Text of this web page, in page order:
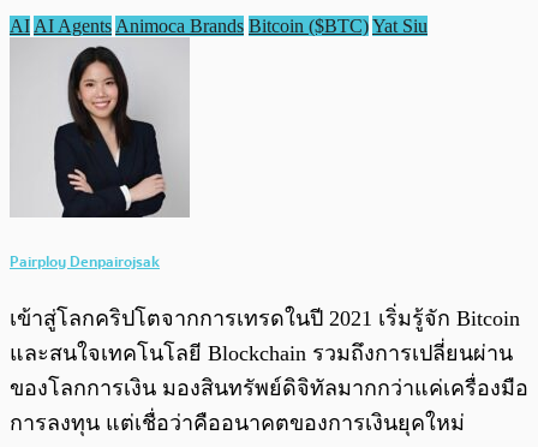
AI AI Agents Animoca Brands Bitcoin ($BTC)Yat Siu
Pairploy Denpairojsak
เข้าสู่โลกคริปโตจากการเทรดในปี 2021 เริ่มรู้จัก Bitcoin
และสนใจเทคโนโลยี Blockchain รวมถึงการเปลี่ยนผ่าน
ของโลกการเงิน มองสินทรัพย์ดิจิทัลมากกว่าแค่เครื่องมือ
การลงทุน แต่เชื่อว่าคืออนาคตของการเงินยุคใหม่